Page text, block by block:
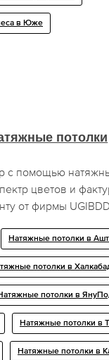
в Юже
потолки
с помощью
цветов и
от фирмы
Натяжные потолки в
потолки в
потолки в
Натяжные потолки в
Натяжные потолки в